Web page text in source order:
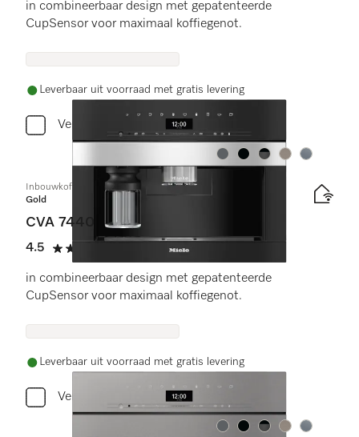
in combineerbaar design met gepatenteerde
CupSensor voor maximaal koffiegenot.
Leverbaar uit voorraad met gratis levering
Vergelijken
Kleur:Kleur:Kleur:Kleur:Kleur:
Inbouwkoffiemachine
Gold
CVA 7440
4.5
4.5 sterren op 5
(11 beoordelingen)
in combineerbaar design met gepatenteerde
CupSensor voor maximaal koffiegenot.
Leverbaar uit voorraad met gratis levering
Vergelijken
Kleur:Kleur:Kleur:Kleur:Kleur: